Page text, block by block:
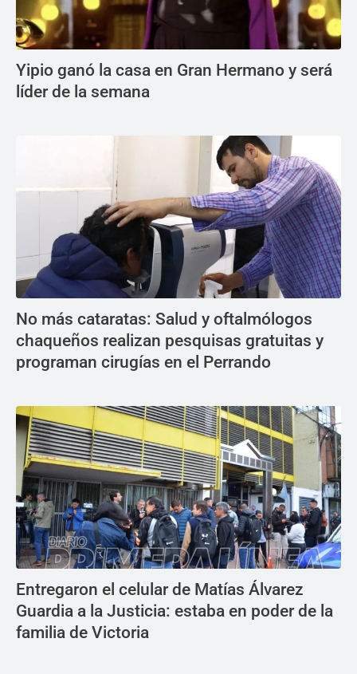
Yipio ganó la casa en Gran Hermano y será
líder de la semana
No más cataratas: Salud y oftalmólogos
chaqueños realizan pesquisas gratuitas y
programan cirugías en el Perrando
Entregaron el celular de Matías Álvarez
Guardia a la Justicia: estaba en poder de la
familia de Victoria